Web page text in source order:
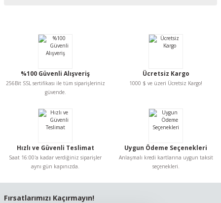
Görüş ve önerileriniz için teşekkür ederiz.
Ürün açıklamasında eksik bilgiler bulunuyor.
Ürün bilgilerinde hatalar bulunuyor.
Bu ürüne benzer farklı alternatifler olmalı.
%100 Güvenli Alışveriş
256Bit SSL sertifikası ile tüm siparişleriniz
güvende.
Ücretsiz Kargo
1000 $ ve üzeri Ücretsiz Kargo!
Hızlı ve Güvenli Teslimat
Saat 16:00'a kadar verdiğiniz siparişler
aynı gün kapınızda.
Uygun Ödeme Seçenekleri
Anlaşmalı kredi kartlarına uygun taksit
seçenekleri.
Fırsatlarımızı Kaçırmayın!